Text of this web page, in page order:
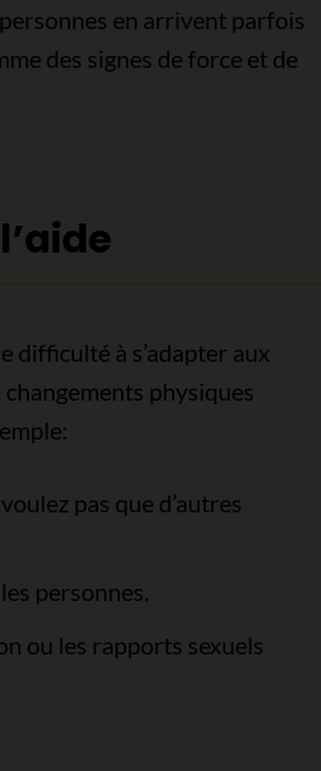
en arrivent parfois
des signes de force et de
difficulté à s’adapter aux
physiques
pas que d’autres
personnes.
ou les rapports sexuels